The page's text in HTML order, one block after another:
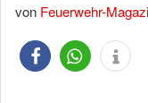
von Feuerwehr-